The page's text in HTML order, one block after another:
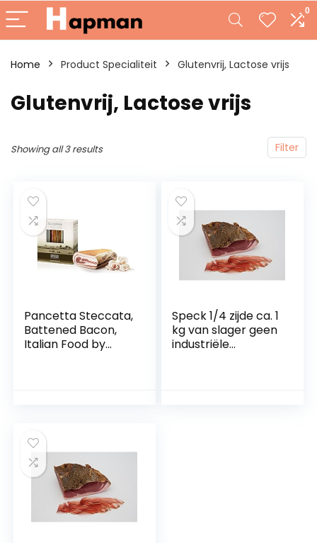
0
Home Product Specialiteit ‎Glutenvrij, Lactose vrijs
‎Glutenvrij, Lactose vrijs
Filter
Showing all 3 results
Pancetta Steccata,
Battened Bacon,
Italian Food by
Speck 1/4 zijde ca. 1
kg van slager geen
industriële